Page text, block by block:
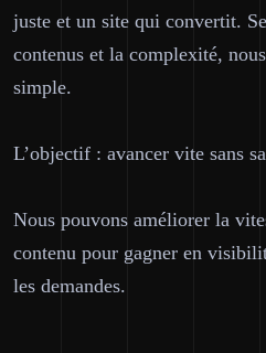
juste et un site qui convertit.
contenus et la complexité,
simple.
L’objectif : avancer vite sans
Nous pouvons améliorer la
contenu pour gagner en
les demandes.